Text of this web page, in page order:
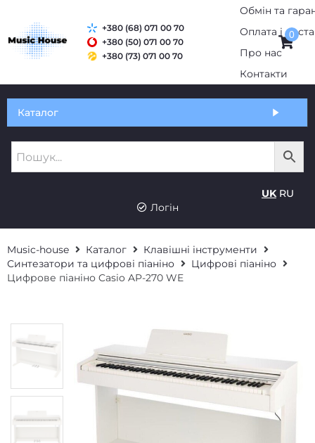
Обмін та
Оплата і
Про нас
Контакти
+380 (68) 071 00 70
+380 (50) 071 00 70
+380 (73) 071 00 70
0
Каталог
UK RU
Логін
Music-house Каталог
Клавішні інструменти
Синтезатори та цифрові піаніно
Цифрові піаніно
Цифрове піаніно Casio AP-270 WE